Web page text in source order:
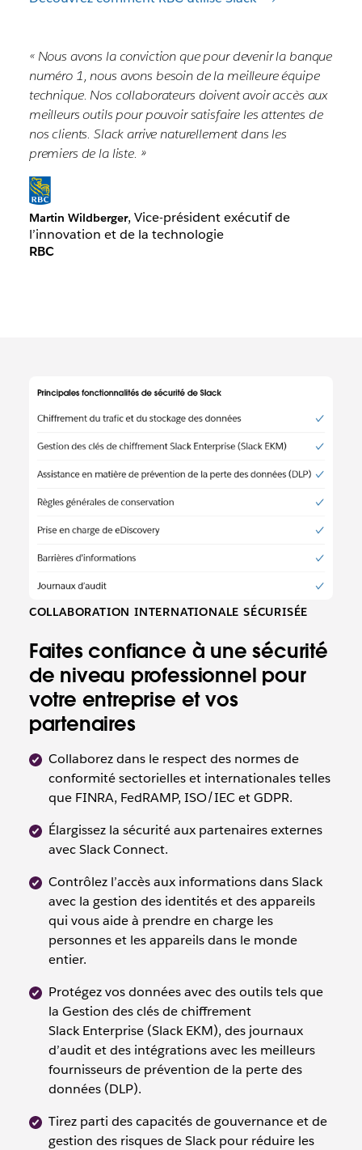
« Nous avons la conviction que pour devenir la banque
numéro 1, nous avons besoin de la meilleure équipe
technique. Nos collaborateurs doivent avoir accès aux
meilleurs outils pour pouvoir satisfaire les attentes de
nos clients. Slack arrive naturellement dans les
premiers de la liste. »
Martin Wildberger, Vice-président exécutif de
l’innovation et de la technologie
RBC
COLLABORATION INTERNATIONALE SÉCURISÉE
Faites confiance à une sécurité
de niveau professionnel pour
votre entreprise et vos
partenaires
Collaborez dans le respect des normes de
conformité sectorielles et internationales telles
que FINRA, FedRAMP, ISO/IEC et GDPR.
Élargissez la sécurité aux partenaires externes
avec Slack Connect.
Contrôlez l’accès aux informations dans Slack
avec la gestion des identités et des appareils
qui vous aide à prendre en charge les
personnes et les appareils dans le monde
entier.
Protégez vos données avec des outils tels que
la Gestion des clés de chiffrement
Slack Enterprise (Slack EKM), des journaux
d’audit et des intégrations avec les meilleurs
fournisseurs de prévention de la perte des
données (DLP).
Tirez parti des capacités de gouvernance et de
gestion des risques de Slack pour réduire les